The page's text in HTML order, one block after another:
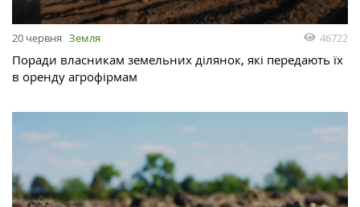
20 червня Земля 46722
Поради власникам земельних ділянок, які передають їх
в оренду агрофірмам